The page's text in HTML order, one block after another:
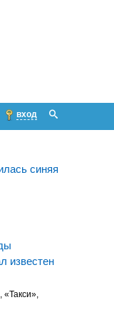
вход
синяя
известен